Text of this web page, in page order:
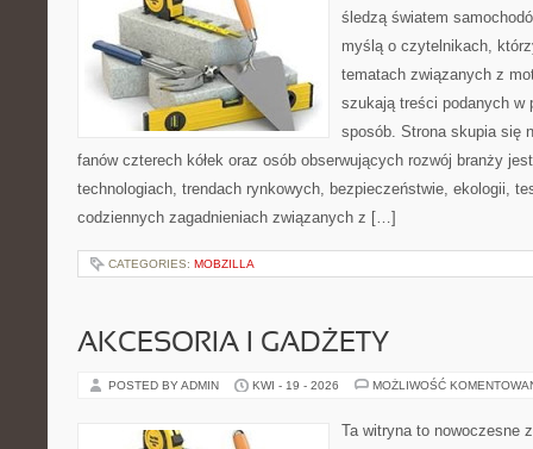
śledzą światem
myślą o czytelnikach,
tematach związanych z
szukają treści podanych w
sposób. Strona skupia się
fanów czterech kółek oraz osób obserwujących rozwój branży
technologiach, trendach rynkowych, bezpieczeństwie, ekologii,
codziennych zagadnieniach związanych z […]
CATEGORIES: MOBZILLA
AKCESORIA I GADŻETY
POSTED BY ADMIN KWI - 19 - 2026 MOŻLIWOŚĆ
Ta witryna to nowoczesne